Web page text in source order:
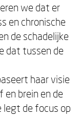
we dat er
en chronische
de schadelijke
dat tussen de
haar visie
en brein en de
legt de focus op